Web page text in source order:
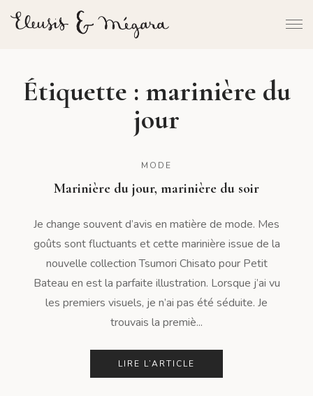
Étiquette : marinière du
jour
MODE
Marinière du jour, marinière du soir
Je change souvent d’avis en matière de mode. Mes
goûts sont fluctuants et cette marinière issue de la
nouvelle collection Tsumori Chisato pour Petit
Bateau en est la parfaite illustration. Lorsque j’ai vu
les premiers visuels, je n’ai pas été séduite. Je
trouvais la premiè...
LIRE L’ARTICLE